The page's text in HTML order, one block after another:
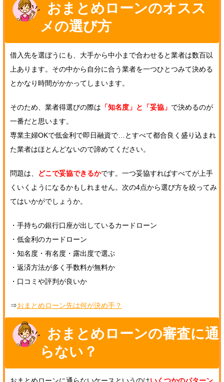
おまとめローンのオスス
メの選び方
借入先を選ぼうにも、大手から中小まで合わせると業者は数百以
上あります。その中から自分に合う業者を一つひとつみて決める
とかなり時間がかかってしまいます。
そのため、業者得選びの際は 「知名度」と「妥協」 で決めるのが
一番だと思います。
専業主婦OKで低金利で即日融資で…とすべて都合良く盛り込まれ
た業者はほとんどないので諦めてください。
問題は、 どこで妥協できるかです。一つ妥協すればすべてが上手
くいくようになるかもしれません。次の4点から選び方を絞ってみ
てはいかがでしょうか。
・手持ちの銀行口座が出しているカードローン
・低金利のカードローン
・知名度・有名度・露出度で選ぶ
・返済方法が多く手数料が無料か
・口コミや評判が良いか
⇒おまとめローン先は何が決め手？
おまとめローンの審査に通
らない？